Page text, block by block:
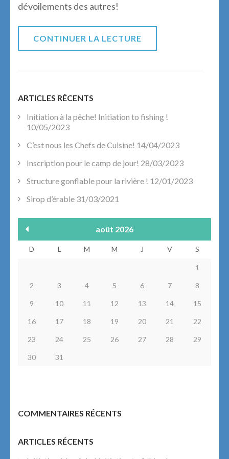
dévoilements des autres!
CONTINUER LA LECTURE
ARTICLES RÉCENTS
Initiation à la pêche! Initiation to fishing !
10/05/2023
C’est nous les Chefs de Cuisine! 14/04/2023
Inscription pour le camp de jour! 28/03/2023
Structure gonflable pour la rivière ! 12/01/2023
Sirop d’érable 31/03/2021
août 2026
D L M M J V S
1
2 3 4 5 6 7 8
9 10 11 12 13 14 15
16 17 18 19 20 21 22
23 24 25 26 27 28 29
30 31
COMMENTAIRES RÉCENTS
ARTICLES RÉCENTS